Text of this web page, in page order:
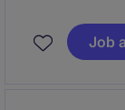
Job